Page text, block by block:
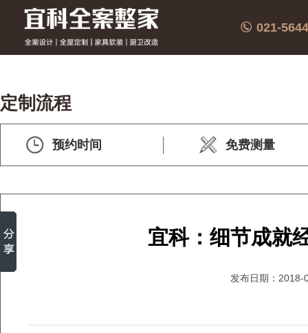
021-
定制流程
预约时间 免费测量
宜科：细节成就
发布日期：2018-